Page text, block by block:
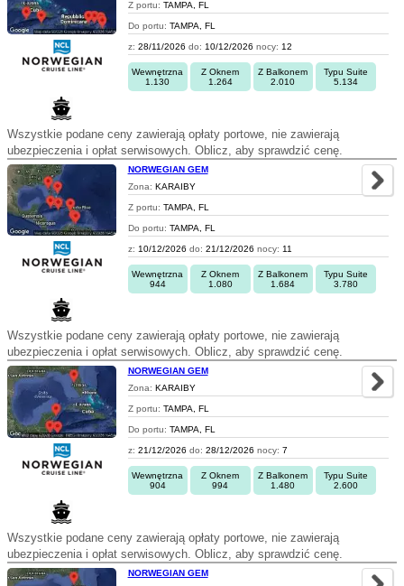
Z portu: TAMPA, FL
Do portu: TAMPA, FL
z: 28/11/2026 do: 10/12/2026 nocy: 12
Wewnętrzna
1.130
Z Oknem
1.264
Z Balkonem
2.010
Typu Suite
5.134
Wszystkie podane ceny zawierają opłaty portowe, nie zawierają
ubezpieczenia i opłat serwisowych. Oblicz, aby sprawdzić cenę.
NORWEGIAN GEM
Zona: KARAIBY
Z portu: TAMPA, FL
Do portu: TAMPA, FL
z: 10/12/2026 do: 21/12/2026 nocy: 11
Wewnętrzna
944
Z Oknem
1.080
Z Balkonem
1.684
Typu Suite
3.780
Wszystkie podane ceny zawierają opłaty portowe, nie zawierają
ubezpieczenia i opłat serwisowych. Oblicz, aby sprawdzić cenę.
NORWEGIAN GEM
Zona: KARAIBY
Z portu: TAMPA, FL
Do portu: TAMPA, FL
z: 21/12/2026 do: 28/12/2026 nocy: 7
Wewnętrzna
904
Z Oknem
994
Z Balkonem
1.480
Typu Suite
2.600
Wszystkie podane ceny zawierają opłaty portowe, nie zawierają
ubezpieczenia i opłat serwisowych. Oblicz, aby sprawdzić cenę.
NORWEGIAN GEM